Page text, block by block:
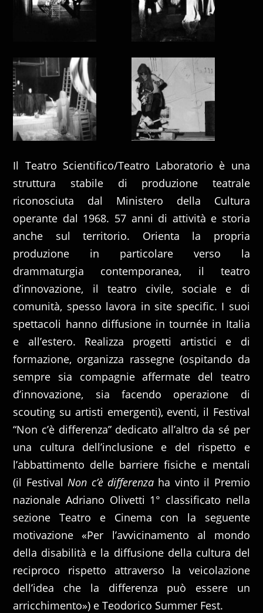
Il Teatro Scientifico/Teatro Laboratorio è una
struttura stabile di produzione teatrale
riconosciuta dal Ministero della Cultura
operante dal 1968. 57 anni di attività e storia
anche sul territorio. Orienta la propria
produzione in particolare verso la
drammaturgia contemporanea, il teatro
d’innovazione, il teatro civile, sociale e di
comunità, spesso lavora in site specific. I suoi
spettacoli hanno diffusione in tournée in Italia
e all’estero. Realizza progetti artistici e di
formazione, organizza rassegne (ospitando da
sempre sia compagnie affermate del teatro
d’innovazione, sia facendo operazione di
scouting su artisti emergenti), eventi, il Festival
“Non c’è differenza” dedicato all’altro da sé per
una cultura dell’inclusione e del rispetto e
l’abbattimento delle barriere fisiche e mentali
(il Festival Non c’è differenza ha vinto il Premio
nazionale Adriano Olivetti 1° classificato nella
sezione Teatro e Cinema con la seguente
motivazione «Per l’avvicinamento al mondo
della disabilità e la diffusione della cultura del
reciproco rispetto attraverso la veicolazione
dell’idea che la differenza può essere un
arricchimento») e Teodorico Summer Fest.